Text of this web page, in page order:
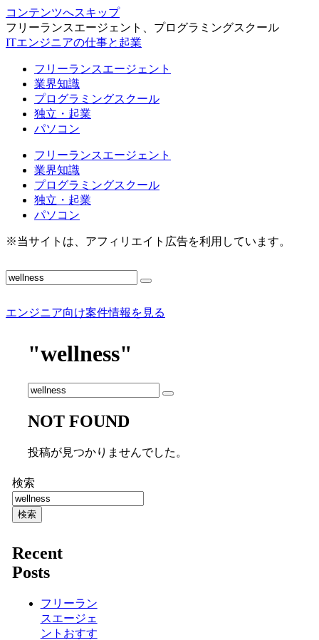
コンテンツへスキップ
フリーランスエージェント、プログラミングスクール
ITエンジニアの仕事と起業
フリーランスエージェント
業界知識
プログラミングスクール
独立・起業
パソコン
フリーランスエージェント
業界知識
プログラミングスクール
独立・起業
パソコン
※当サイトは、アフィリエイト広告を利用しています。
エンジニア向け案件情報を見る
"wellness"
NOT FOUND
投稿が見つかりませんでした。
検索
検索
Recent
Posts
フリーラン
スエージェ
ントおすす